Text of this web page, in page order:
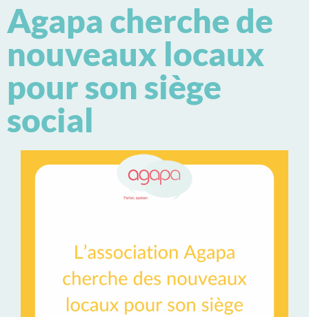
Agapa cherche de
nouveaux locaux
pour son siège
social